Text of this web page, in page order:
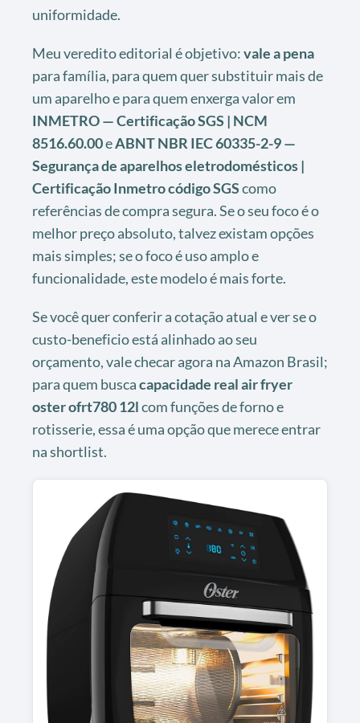
uniformidade.
Meu veredito editorial é objetivo:vale a pena
para família, para quem quer substituir mais de
um aparelho e para quem enxerga valor em
INMETRO — Certificação SGS | NCM
8516.60.00eABNT NBR IEC 60335-2-9 —
Segurança de aparelhos eletrodomésticos |
Certificação Inmetro código SGScomo
referências de compra segura. Se o seu foco é o
melhor preço absoluto, talvez existam opções
mais simples; se o foco é uso amplo e
funcionalidade, este modelo é mais forte.
Se você quer conferir a cotação atual e ver se o
custo-beneficio está alinhado ao seu
orçamento, vale checar agora na Amazon Brasil;
para quem buscacapacidade real air fryer
oster ofrt780 12lcom funções de forno e
rotisserie, essa é uma opção que merece entrar
na shortlist.